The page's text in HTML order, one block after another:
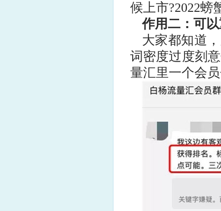
候上市?2022螃
作用二：可
大家都知道
词密度过度刻
量汇里一个会